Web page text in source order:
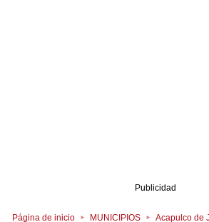
Publicidad
Página de inicio MUNICIPIOS Acapulco de